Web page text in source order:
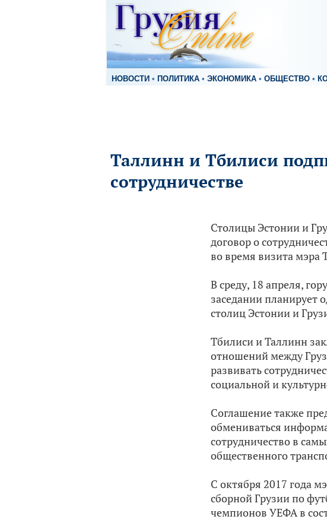
НОВОСТИ • ПОЛИТИКА • ЭКОНОМИКА • ОБЩЕСТВО •
Таллинн и Тбилиси
сотрудничестве
Столицы Эстонии и
договор о
во время визита мэра
В среду, 18 апреля,
заседании планирует
столиц Эстонии и
Тбилиси и Таллинн
отношений между
развивать
социальной и
Соглашение также
обмениваться
сотрудничество в
общественного
С октября 2017 года
сборной Грузии по
чемпионов УЕФА в